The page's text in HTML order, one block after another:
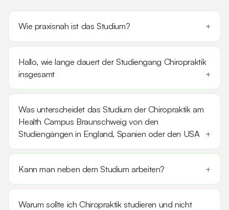
Wie praxisnah ist das Studium?
Hallo, wie lange dauert der Studiengang Chiropraktik
insgesamt
Was unterscheidet das Studium der Chiropraktik am
Health Campus Braunschweig von den
Studiengängen in England, Spanien oder den USA
Kann man neben dem Studium arbeiten?
Warum sollte ich Chiropraktik studieren und nicht